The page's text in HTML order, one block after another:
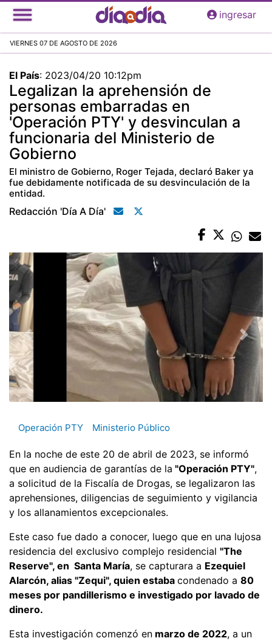
Pasar
al
principal
ingresar
VIERNES 07 DE AGOSTO DE 2026
El País: 2023/04/20 10:12pm
Legalizan la aprehensión de
personas embarradas en
'Operación PTY' y desvinculan a
funcionaria del Ministerio de
Gobierno
El ministro de Gobierno, Roger Tejada, declaró Baker ya
fue debidamente notificada de su desvinculación de la
entidad.
Redacción 'día A Día'
Operación PTY Ministerio Público
En la noche de este 20 de abril de 2023, se informó
que en audiencia de garantías de la "Operación PTY",
a solicitud de la Fiscalía de Drogas, se legalizaron las
aprehensiones, diligencias de seguimiento y vigilancia
y los allanamientos excepcionales.
Este caso fue dado a conocer, luego que en una lujosa
residencia del exclusivo complejo residencial "The
Reserve", en Santa María, se capturara a Ezequiel
Alarcón, alias "Zequi", quien estaba condenado a 80
meses por pandillerismo e investigado por lavado de
dinero.
Esta investigación comenzó en marzo de 2022, a un